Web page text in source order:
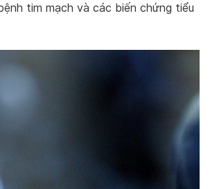
tim mạch và các biến chứng tiểu